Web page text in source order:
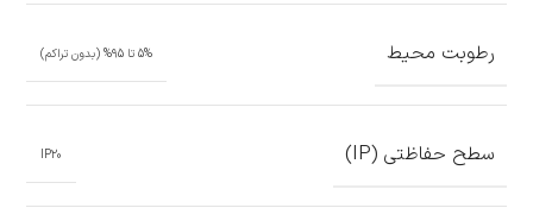
رطوبت محیط 5% تا 95% (بدون تراکم)
سطح حفاظتی (IP) IP20